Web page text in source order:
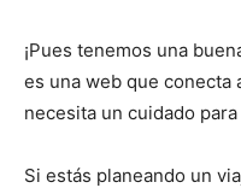
¡Pues tenemos una
es una web que conecta
necesita un cuidado
Si estás planeando un